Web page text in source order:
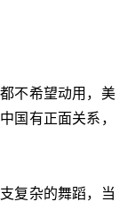
不希望动用，美
国有正面关系，
复杂的舞蹈，当